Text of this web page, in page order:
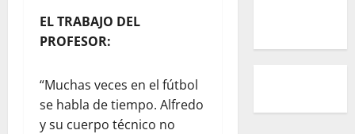
EL TRABAJO DEL
PROFESOR:
“Muchas veces en el fútbol
se habla de tiempo. Alfredo
y su cuerpo técnico no